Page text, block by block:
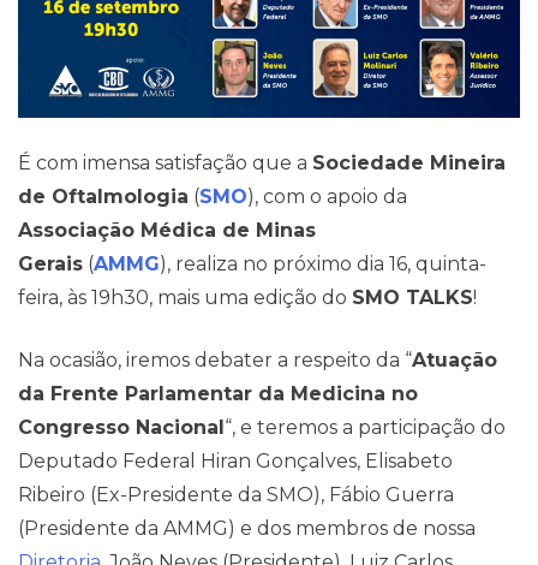
É com imensa satisfação que a Sociedade Mineira
de Oftalmologia (SMO), com o apoio da
Associação Médica de Minas
Gerais (AMMG), realiza no próximo dia 16, quinta-
feira, às 19h30, mais uma edição do SMO TALKS!
Na ocasião, iremos debater a respeito da “Atuação
da Frente Parlamentar da Medicina no
Congresso Nacional“, e teremos a participação do
Deputado Federal Hiran Gonçalves, Elisabeto
Ribeiro (Ex-Presidente da SMO), Fábio Guerra
(Presidente da AMMG) e dos membros de nossa